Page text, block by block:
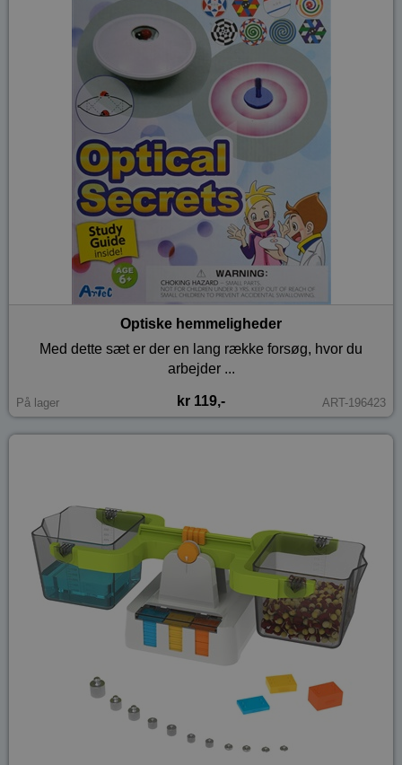
Optiske hemmeligheder
Med dette sæt er der en lang række forsøg, hvor du
arbejder ...
På lager kr 119,- ART-196423